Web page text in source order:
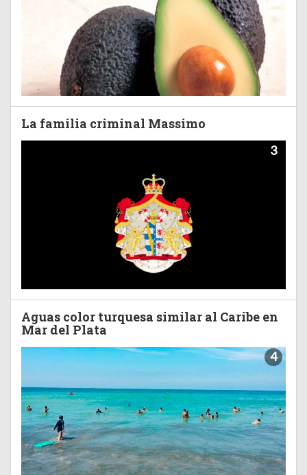
La familia criminal Massimo
3
Aguas color turquesa similar al Caribe en
Mar del Plata
4